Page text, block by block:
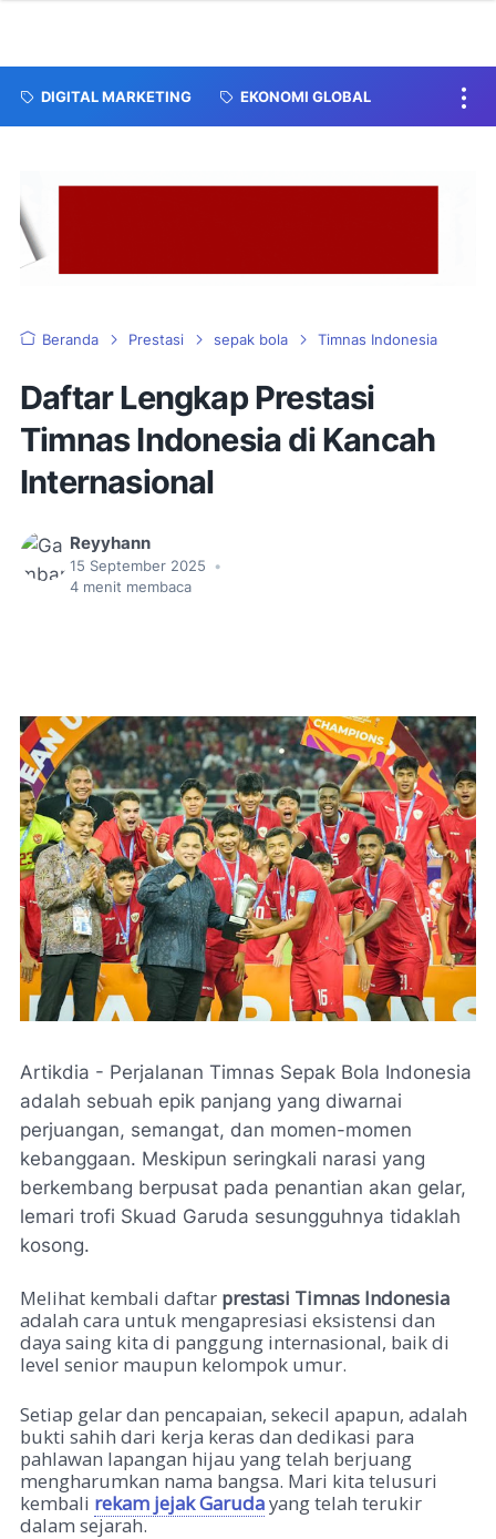
DIGITAL MARKETING EKONOMI GLOBAL
Beranda Prestasi sepak bola Timnas Indonesia
Daftar Lengkap Prestasi
Timnas Indonesia di Kancah
Internasional
Reyyhann
15 September 2025
•
4 menit membaca
Artikdia - Perjalanan Timnas Sepak Bola Indonesia
adalah sebuah epik panjang yang diwarnai
perjuangan, semangat, dan momen-momen
kebanggaan. Meskipun seringkali narasi yang
berkembang berpusat pada penantian akan gelar,
lemari trofi Skuad Garuda sesungguhnya tidaklah
kosong.
Melihat kembali daftar prestasi Timnas Indonesia
adalah cara untuk mengapresiasi eksistensi dan
daya saing kita di panggung internasional, baik di
level senior maupun kelompok umur.
Setiap gelar dan pencapaian, sekecil apapun, adalah
bukti sahih dari kerja keras dan dedikasi para
pahlawan lapangan hijau yang telah berjuang
mengharumkan nama bangsa. Mari kita telusuri
kembali rekam jejak Garudayang telah terukir
dalam sejarah.